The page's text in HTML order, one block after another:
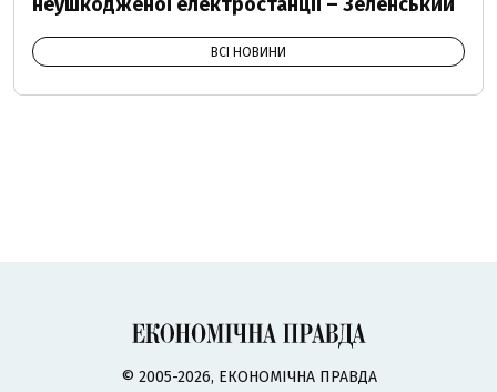
ВСІ НОВИНИ
© 2005-2026, ЕКОНОМІЧНА ПРАВДА